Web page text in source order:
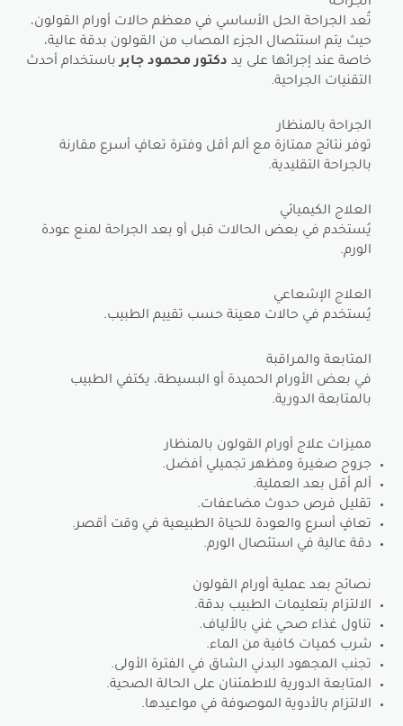
تُعد الجراحة الحل الأساسي في معظم حالات أورام القولون،
حيث يتم استئصال الجزء المصاب من القولون بدقة عالية،
خاصة عند إجرائها على يد دكتور محمود جابرباستخدام أحدث
التقنيات الجراحية.
الجراحة بالمنظار
توفر نتائج ممتازة مع ألم أقل وفترة تعافٍ أسرع مقارنة
بالجراحة التقليدية.
العلاج الكيميائي
يُستخدم في بعض الحالات قبل أو بعد الجراحة لمنع عودة
الورم.
العلاج الإشعاعي
يُستخدم في حالات معينة حسب تقييم الطبيب.
المتابعة والمراقبة
في بعض الأورام الحميدة أو البسيطة، يكتفي الطبيب
بالمتابعة الدورية.
مميزات علاج أورام القولون بالمنظار
جروح صغيرة ومظهر تجميلي أفضل.
ألم أقل بعد العملية.
تقليل فرص حدوث مضاعفات.
تعافٍ أسرع والعودة للحياة الطبيعية في وقت أقصر.
دقة عالية في استئصال الورم.
نصائح بعد عملية أورام القولون
الالتزام بتعليمات الطبيب بدقة.
تناول غذاء صحي غني بالألياف.
شرب كميات كافية من الماء.
تجنب المجهود البدني الشاق في الفترة الأولى.
المتابعة الدورية للاطمئنان على الحالة الصحية.
الالتزام بالأدوية الموصوفة في مواعيدها.